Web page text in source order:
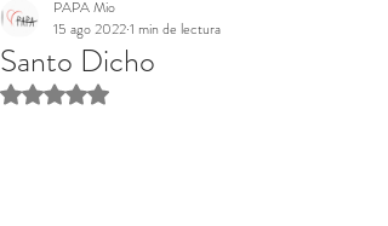
Santo Dicho
PAPA Mio
15 ago 20221 min de lectura
Obtuvo NaN de 5 estrellas.